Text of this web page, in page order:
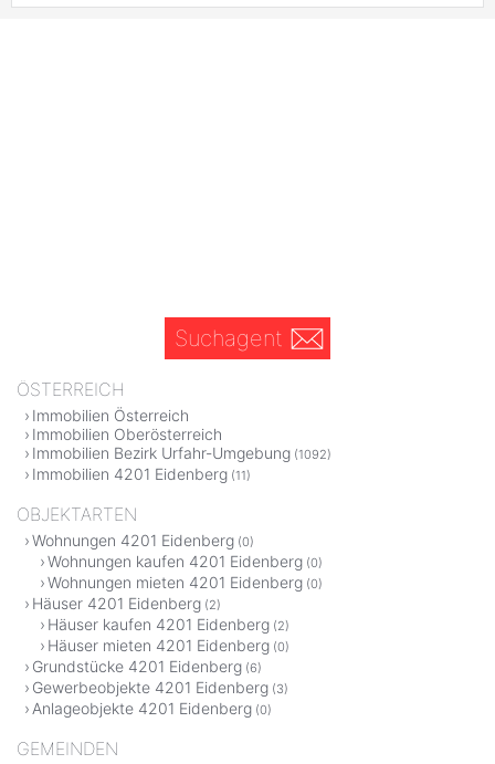
Suchagent
ÖSTERREICH
Immobilien Österreich
Immobilien Oberösterreich
Immobilien Bezirk Urfahr-Umgebung (1092)
Immobilien 4201 Eidenberg (11)
OBJEKTARTEN
Wohnungen 4201 Eidenberg (0)
Wohnungen kaufen 4201 Eidenberg (0)
Wohnungen mieten 4201 Eidenberg (0)
Häuser 4201 Eidenberg (2)
Häuser kaufen 4201 Eidenberg (2)
Häuser mieten 4201 Eidenberg (0)
Grundstücke 4201 Eidenberg (6)
Gewerbeobjekte 4201 Eidenberg (3)
Anlageobjekte 4201 Eidenberg (0)
GEMEINDEN